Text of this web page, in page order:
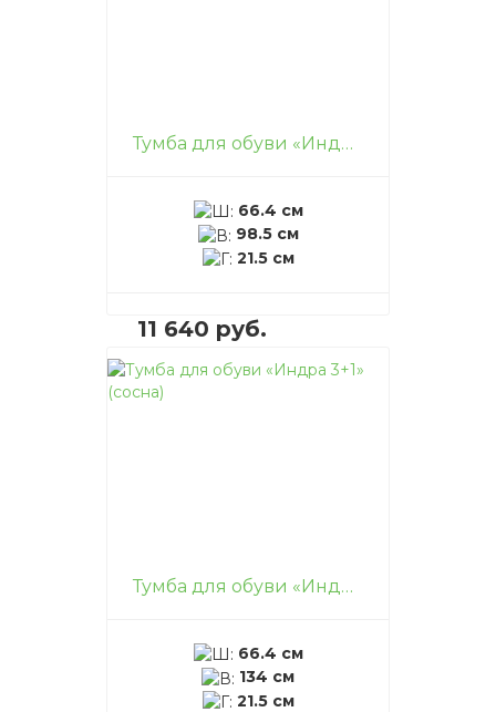
Тумба для обуви «Индра 2+1» (сосна)
66.4 см
98.5 см
21.5 см
11 640 руб.
–
Тумба для обуви «Индра 3+1» (сосна)
66.4 см
134 см
21.5 см